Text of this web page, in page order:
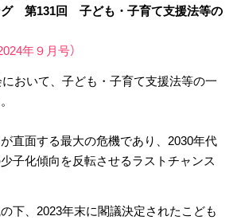
グ 第131回 子ども・子育て支援法等の
年９月号）
おいて、子ども・子育て支援法等の一
直面する最大の危機であり、2030年代
子化傾向を反転させるラストチャンス
下、2023年末に閣議決定されたこども